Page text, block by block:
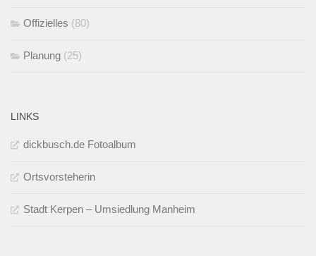
Offizielles (80)
Planung (25)
LINKS
dickbusch.de Fotoalbum
Ortsvorsteherin
Stadt Kerpen – Umsiedlung Manheim